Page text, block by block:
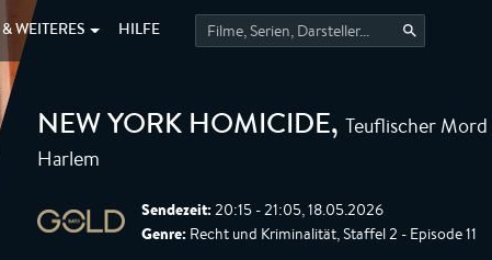
& WEITERES HILFE
NEW YORK HOMICIDE, Teuflischer Mord
Harlem
Sendezeit: 20:15 - 21:05, 18.05.2026
Genre: Recht und Kriminalität, Staffel 2 - Episode 11